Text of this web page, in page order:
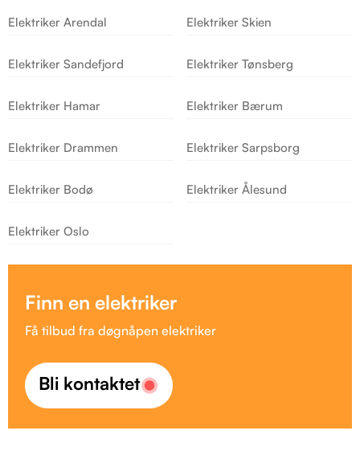
Elektriker Arendal Elektriker Skien
Elektriker Sandefjord Elektriker Tønsberg
Elektriker Hamar Elektriker Bærum
Elektriker Drammen Elektriker Sarpsborg
Elektriker Bodø Elektriker Ålesund
Elektriker Oslo
Finn en elektriker
Få tilbud fra døgnåpen elektriker
Bli kontaktet